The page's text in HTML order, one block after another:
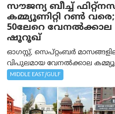
സൗജന്യ ബീച്ച്
കമ്മ്യൂണിറ്റി റൺ
50ലേറെ വേനൽക്കാല
ഷൂറൂഖ്
ഓഗസ്റ്റ്, സെപ്റ്റംബർ
വിപുലമായ വേനൽക്കാല
MIDDLE EAST/GULF